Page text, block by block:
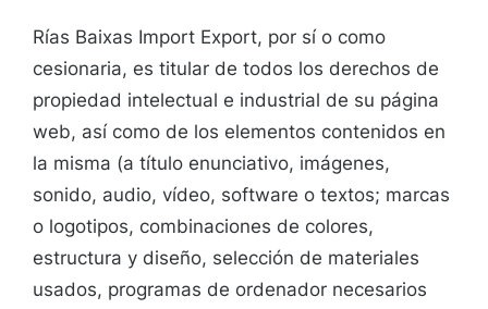
Rías Baixas Import Export, por sí o como
cesionaria, es titular de todos los derechos de
propiedad intelectual e industrial de su página
web, así como de los elementos contenidos en
la misma (a título enunciativo, imágenes,
sonido, audio, vídeo, software o textos; marcas
o logotipos, combinaciones de colores,
estructura y diseño, selección de materiales
usados, programas de ordenador necesarios